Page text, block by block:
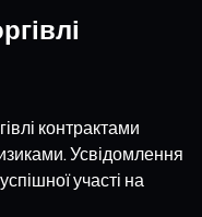
контрактами
Усвідомлення
участі на